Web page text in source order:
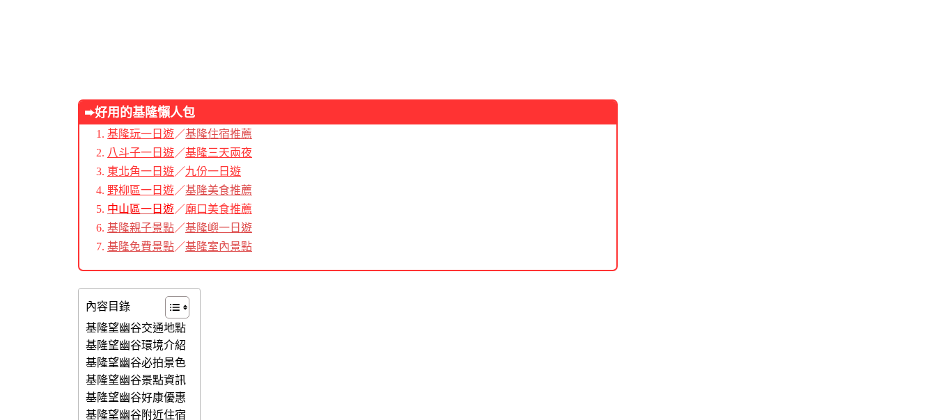
➨好用的基隆懶人包
基隆玩一日遊／基隆住宿推薦
八斗子一日遊／基隆三天兩夜
東北角一日遊／九份一日遊
野柳區一日遊／基隆美食推薦
中山區一日遊／廟口美食推薦
基隆親子景點／基隆嶼一日遊
基隆免費景點／基隆室內景點
內容目錄
基隆望幽谷交通地點
基隆望幽谷環境介紹
基隆望幽谷必拍景色
基隆望幽谷景點資訊
基隆望幽谷好康優惠
基隆望幽谷附近住宿